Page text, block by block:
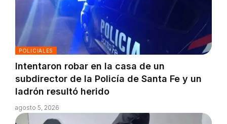
POLICIALES
Intentaron robar en la casa de un
subdirector de la Policía de Santa Fe y un
ladrón resultó herido
agosto 5, 2026